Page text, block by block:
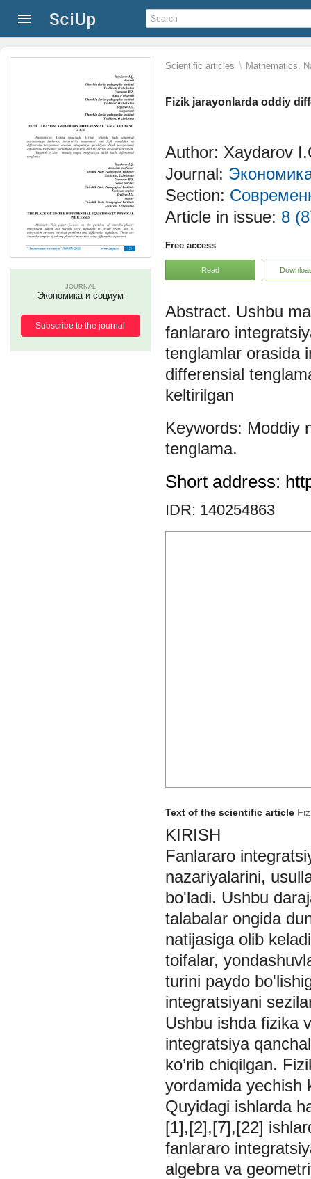
Scientific articles \ Mathematics.
Fizik jarayonlarda oddiy
JOURNAL
Экономика и социум
Subscribe to the journal
Author: Xaydarov
Journal:
Section:
Article in issue: 8
Free access
Read
Ushbu
fanlararo
tenglamlar orasida
differensial
keltirilgan
Moddiy
tenglama.
Short address:
IDR: 140254863
Text of the scientific article
KIRISH
Fanlararo
nazariyalarini,
bo'ladi. Ushbu
talabalar ongida
natijasiga olib
toifalar,
turini paydo
integratsiyani
Ushbu ishda fizika
integratsiya
ko’rib chiqilgan.
yordamida yechish
Quyidagi ishlarda
[1],[2],[7],[22]
fanlararo
algebra va